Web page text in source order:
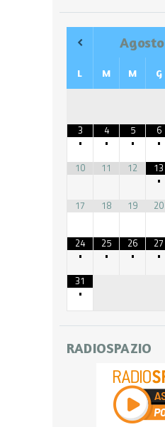
Agosto
L M M G
3
•
4
•
5
•
6
•
10 11 12
13
•
17
18 19 20
24
•
25
•
26
•
27
•
31
•
RADIOSPAZIO